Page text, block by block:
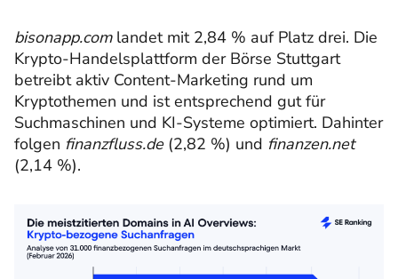
bisonapp.comlandet mit 2,84 % auf Platz drei. Die
Krypto-Handelsplattform der Börse Stuttgart
betreibt aktiv Content-Marketing rund um
Kryptothemen und ist entsprechend gut für
Suchmaschinen und KI-Systeme optimiert. Dahinter
folgen finanzfluss.de(2,82 %) und finanzen.net
(2,14 %).